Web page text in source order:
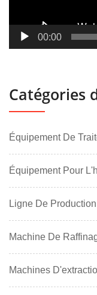
00:00
Catégories
Équipement De
Équipement Pour
Ligne De
Machine De
Machines